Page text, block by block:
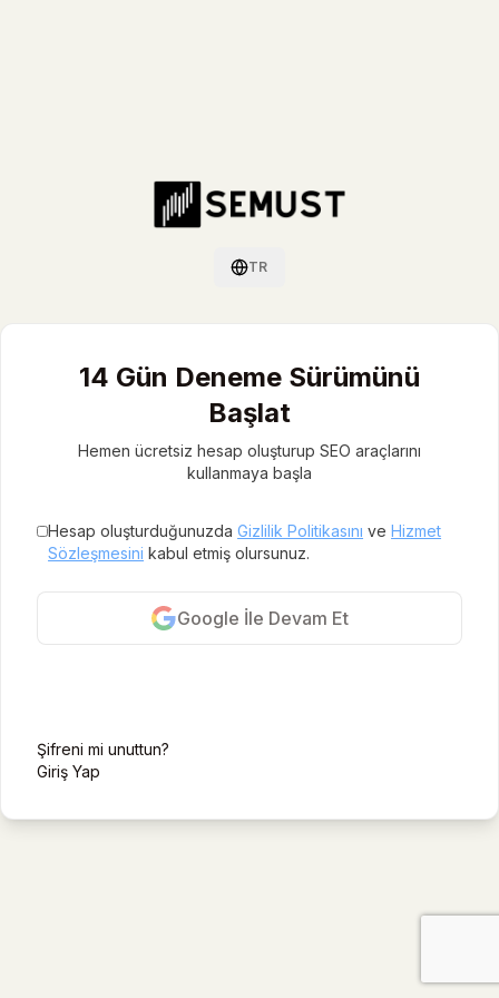
TR
Dil değiştir / Switch language
14 Gün Deneme Sürümünü
Başlat
Hemen ücretsiz hesap oluşturup SEO araçlarını
kullanmaya başla
Hesap oluşturduğunuzda Gizlilik Politikasını ve Hizmet
Sözleşmesini kabul etmiş olursunuz.
Google İle Devam Et
Şifreni mi unuttun?
Giriş Yap